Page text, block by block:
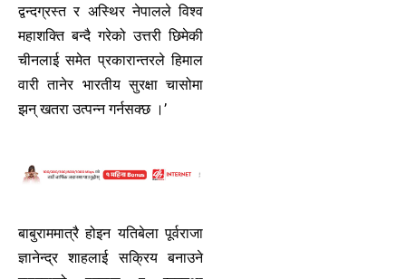
द्वन्दग्रस्त र अस्थिर नेपालले विश्व
महाशक्ति बन्दै गरेको उत्तरी छिमेकी
चीनलाई समेत प्रकारान्तरले हिमाल
वारी तानेर भारतीय सुरक्षा चासोमा
झन् खतरा उत्पन्न गर्नसक्छ ।’
बाबुराममात्रै होइन यतिबेला पूर्वराजा
ज्ञानेन्द्र शाहलाई सक्रिय बनाउने